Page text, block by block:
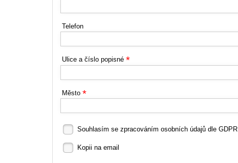
Telefon
Ulice a číslo popisné *
Město *
Souhlasím se zpracováním osobních údajů dle GDPR
Kopii na email